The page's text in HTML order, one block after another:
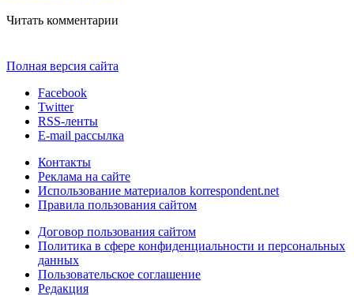
Читать комментарии
Полная версия сайта
Facebook
Twitter
RSS-ленты
E-mail рассылка
Контакты
Реклама на сайте
Использование материалов korrespondent.net
Правила пользования сайтом
Договор пользования сайтом
Политика в сфере конфиденциальности и персональных
данных
Пользовательское соглашение
Редакция